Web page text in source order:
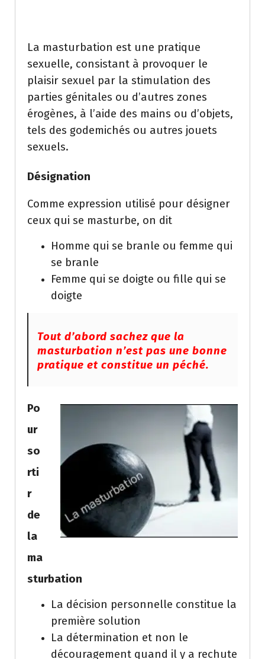
La masturbation est une pratique
sexuelle, consistant à provoquer le
plaisir sexuel par la stimulation des
parties génitales ou d’autres zones
érogènes, à l’aide des mains ou d’objets,
tels des godemichés ou autres jouets
sexuels.
Désignation
Comme expression utilisé pour désigner
ceux qui se masturbe, on dit
Homme qui se branle ou femme qui
se branle
Femme qui se doigte ou fille qui se
doigte
Tout d’abord sachez que la
masturbation n’est pas une bonne
pratique et constitue un péché.
Po
ur
so
rti
r
de
la
ma
sturbation
La décision personnelle constitue la
première solution
La détermination et non le
découragement quand il y a rechute